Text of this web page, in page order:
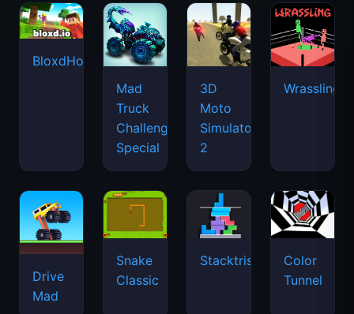
BloxdHop.io
Mad
Truck
Challenge
Special
3D
Moto
Simulator
2
Wrassling
Drive
Mad
Snake
Classic
Stacktris
Color
Tunnel